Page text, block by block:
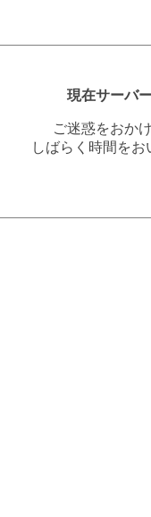
現在サーバ
ご迷惑をおか
しばらく時間を